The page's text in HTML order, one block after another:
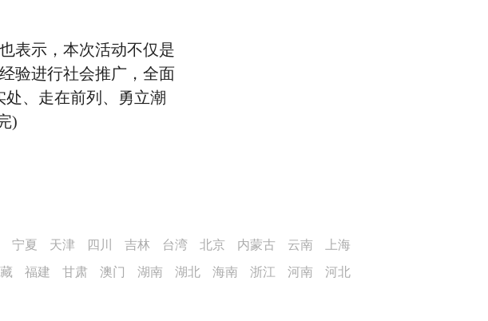
表示，本次活动不仅是
验进行社会推广，全面
、走在前列、勇立潮
)
上海
云南
内蒙古
北京
台湾
吉林
四川
天津
宁夏
河北
河南
浙江
海南
湖北
湖南
澳门
甘肃
福建